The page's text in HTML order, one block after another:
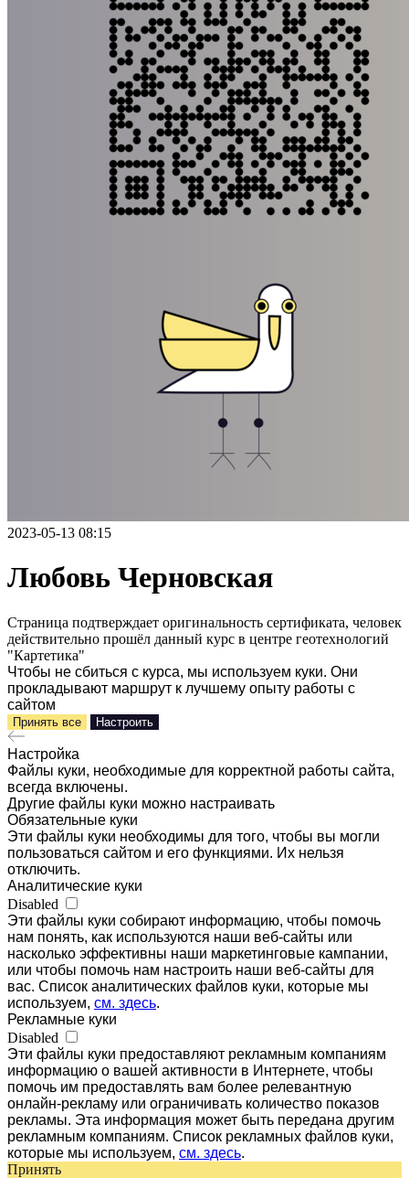
2023-05-13 08:15
Любовь Черновская
Страница подтверждает оригинальность сертификата, человек
действительно прошёл данный курс в центре геотехнологий
"Картетика"
Чтобы не сбиться с курса, мы используем куки. Они
прокладывают маршрут к лучшему опыту работы с
сайтом
Принять все Настроить
Настройка
Файлы куки, необходимые для корректной работы сайта,
всегда включены.
Другие файлы куки можно настраивать
Обязательные куки
Эти файлы куки необходимы для того, чтобы вы могли
пользоваться сайтом и его функциями. Их нельзя
отключить.
Аналитические куки
Disabled
Эти файлы куки собирают информацию, чтобы помочь
нам понять, как используются наши веб-сайты или
насколько эффективны наши маркетинговые кампании,
или чтобы помочь нам настроить наши веб-сайты для
вас. Список аналитических файлов куки, которые мы
используем, см. здесь.
Рекламные куки
Disabled
Эти файлы куки предоставляют рекламным компаниям
информацию о вашей активности в Интернете, чтобы
помочь им предоставлять вам более релевантную
онлайн-рекламу или ограничивать количество показов
рекламы. Эта информация может быть передана другим
рекламным компаниям. Список рекламных файлов куки,
которые мы используем, см. здесь.
Принять